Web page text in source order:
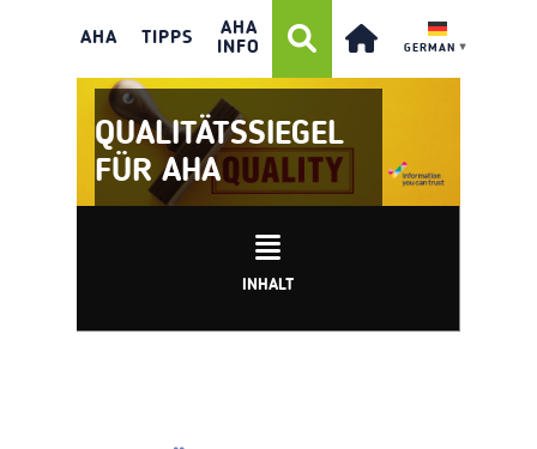
AHA TIPPS
AHA
INFO
GERMAN ▼
QUALITÄTSSIEGEL
FÜR AHA
INHALT